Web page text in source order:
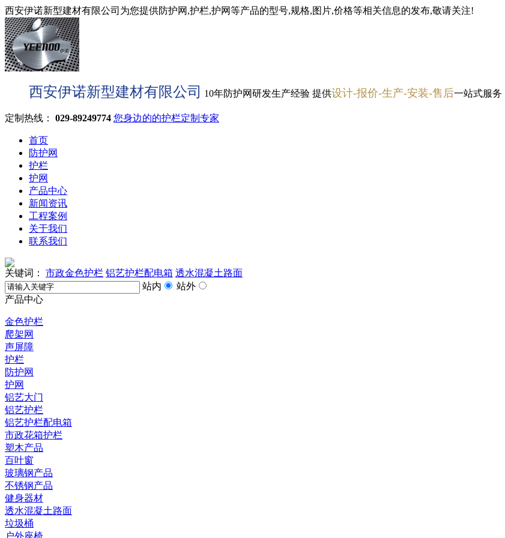
西安伊诺新型建材有限公司为您提供防护网,护栏,护网等产品的型号,规格,图片,价格等相关信息的发布,敬请关注!
西安伊诺新型建材有限公司 10年防护网研发生产经验 提供设计-报价-生产-安装-售后一站式服务
定制热线： 029-89249774 您身边的的护栏定制专家
首页
防护网
护栏
护网
产品中心
新闻资讯
工程案例
关于我们
联系我们
关键词： 市政金色护栏 铝艺护栏配电箱 透水混凝土路面
站内
站外
产品中心
金色护栏
爬架网
声屏障
护栏
防护网
护网
铝艺大门
铝艺护栏
铝艺护栏配电箱
市政花箱护栏
塑木产品
百叶窗
玻璃钢产品
不锈钢产品
健身器材
透水混凝土路面
垃圾桶
户外座椅